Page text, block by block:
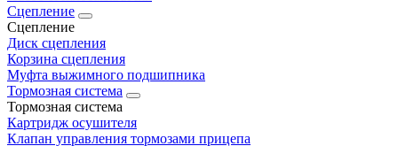
Сцепление
Сцепление
Диск сцепления
Корзина сцепления
Муфта выжимного подшипника
Тормозная система
Тормозная система
Картридж осушителя
Клапан управления тормозами прицепа